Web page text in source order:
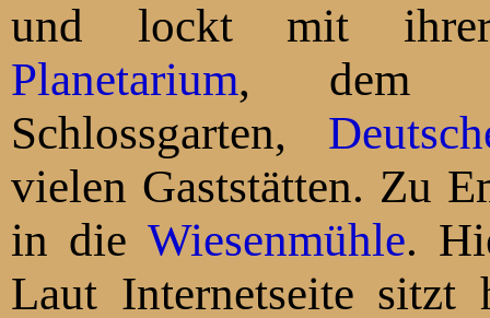
Planetarium , dem
Schlossgarten,
vielen Gaststätten. Zu
in die Wiesenmühle. Hier treffen sich Jung und Alt.
Laut Internetseite sitzt